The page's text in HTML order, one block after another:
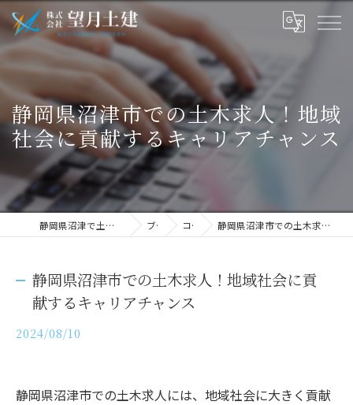
静岡県沼津市での土木求人！地域
社会に貢献するキャリアチャンス
静岡県沼津で土木の求人なら株式会社望月土建 ブログ コラム 静岡県沼津市での土木求人！地域社会に貢献するキャリアチャンス
静岡県沼津市での土木求人！地域社会に貢
献するキャリアチャンス
2024/08/10
静岡県沼津市での土木求人には、地域社会に大きく貢献